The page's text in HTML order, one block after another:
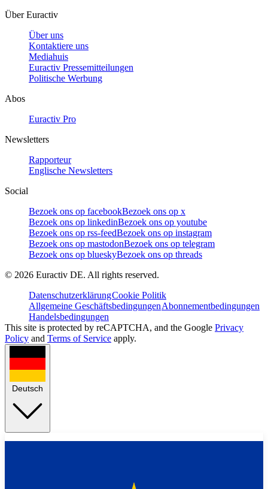
Über Euractiv
Über uns
Kontaktiere uns
Mediahuis
Euractiv Pressemitteilungen
Politische Werbung
Abos
Euractiv Pro
Newsletters
Rapporteur
Englische Newsletters
Social
Bezoek ons op facebookBezoek ons op x
Bezoek ons op linkedinBezoek ons op youtube
Bezoek ons op rss-feedBezoek ons op instagram
Bezoek ons op mastodonBezoek ons op telegram
Bezoek ons op blueskyBezoek ons op threads
© 2026 Euractiv DE. All rights reserved.
DatenschutzerklärungCookie Politik
Allgemeine GeschäftsbedingungenAbonnementbedingungen
Handelsbedingungen
This site is protected by reCAPTCHA, and the Google Privacy
Policy and Terms of Service apply.
Deutsch